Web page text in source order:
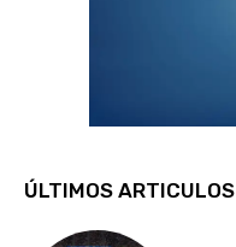
ÚLTIMOS ARTICULOS